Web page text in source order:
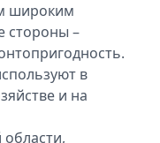
широким
стороны –
в
и на